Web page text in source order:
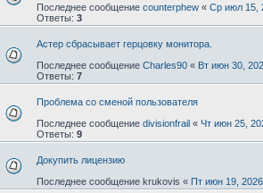
Последнее сообщение counterphew « Ср июл 15,
Ответы: 3
Астер сбрасывает герцовку монитора.
Последнее сообщение Charles90 « Вт июн 30,
Ответы: 7
Проблема со сменой пользователя
Последнее сообщение divisionfrail « Чт июн 25,
Ответы: 9
Докупить лицензию
Последнее сообщение krukovis « Пт июн 19,